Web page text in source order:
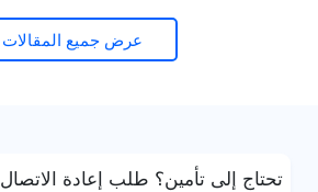
عرض جميع المقالات
تحتاج إلى تأمين؟ طلب إعادة الاتصال